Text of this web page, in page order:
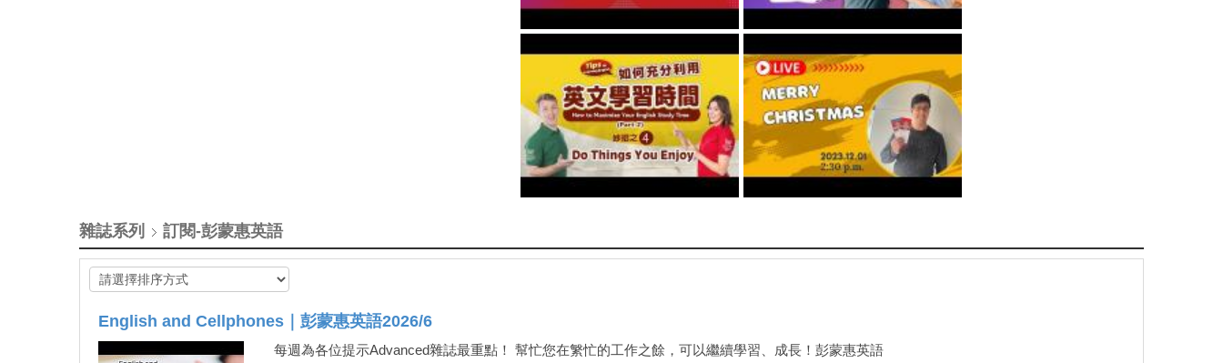
Healthy disagreement (In English) ! | Go Live!
2024/03/04
英語教室 #彭蒙惠英語 #好想講英文《Friends for Life 空英青年
一起報名參加吧！?202
雜誌系列 訂閱-彭蒙惠英語
English and Cellphones｜彭蒙惠英語2026/6
每週為各位提示Advanced雜誌最重點！ 幫忙您在䌓忙的工作之餘，可以繼續學習、成長！彭蒙惠英語